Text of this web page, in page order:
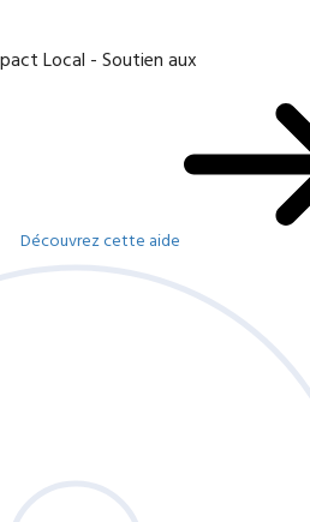
Local - Soutien aux
Découvrez cette aide